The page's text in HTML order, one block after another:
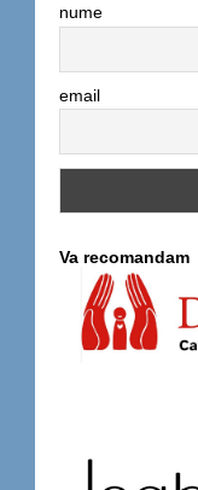
nume
email
Va recomandam